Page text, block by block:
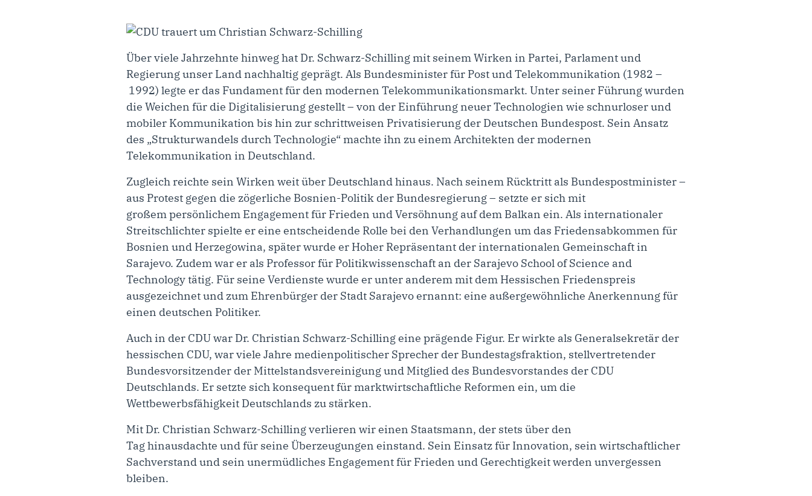
Über viele Jahrzehnte hinweg hat Dr. Schwarz-Schilling mit seinem Wirken in Partei, Parlament und
Regierung unser Land nachhaltig geprägt. Als Bundesminister für Post und Telekommunikation (1982 –
1992) legte er das Fundament für den modernen Telekommunikationsmarkt. Unter seiner Führung wurden
die Weichen für die Digitalisierung gestellt – von der Einführung neuer Technologien wie schnurloser und
mobiler Kommunikation bis hin zur schrittweisen Privatisierung der Deutschen Bundespost. Sein Ansatz
des „Strukturwandels durch Technologie“ machte ihn zu einem Architekten der modernen
Telekommunikation in Deutschland.
Zugleich reichte sein Wirken weit über Deutschland hinaus. Nach seinem Rücktritt als Bundespostminister –
aus Protest gegen die zögerliche Bosnien-Politik der Bundesregierung – setzte er sich mit
großem persönlichem Engagement für Frieden und Versöhnung auf dem Balkan ein. Als internationaler
Streitschlichter spielte er eine entscheidende Rolle bei den Verhandlungen um das Friedensabkommen für
Bosnien und Herzegowina, später wurde er Hoher Repräsentant der internationalen Gemeinschaft in
Sarajevo. Zudem war er als Professor für Politikwissenschaft an der Sarajevo School of Science and
Technology tätig. Für seine Verdienste wurde er unter anderem mit dem Hessischen Friedenspreis
ausgezeichnet und zum Ehrenbürger der Stadt Sarajevo ernannt: eine außergewöhnliche Anerkennung für
einen deutschen Politiker.
Auch in der CDU war Dr. Christian Schwarz-Schilling eine prägende Figur. Er wirkte als Generalsekretär der
hessischen CDU, war viele Jahre medienpolitischer Sprecher der Bundestagsfraktion, stellvertretender
Bundesvorsitzender der Mittelstandsvereinigung und Mitglied des Bundesvorstandes der CDU
Deutschlands. Er setzte sich konsequent für marktwirtschaftliche Reformen ein, um die
Wettbewerbsfähigkeit Deutschlands zu stärken.
Mit Dr. Christian Schwarz-Schilling verlieren wir einen Staatsmann, der stets über den
Tag hinausdachte und für seine Überzeugungen einstand. Sein Einsatz für Innovation, sein wirtschaftlicher
Sachverstand und sein unermüdliches Engagement für Frieden und Gerechtigkeit werden unvergessen
bleiben.